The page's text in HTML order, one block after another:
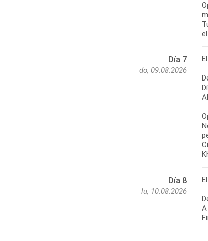
Día 7
do, 09.08.2026
Día 8
lu, 10.08.2026